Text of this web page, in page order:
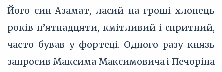
Його син Азамат, ласий на гроші хлопець
років п’‎ятнадцяти, кмітливий і спритний,
часто бував у фортеці. Одного разу князь
запросив Максима Максимовича і Печоріна